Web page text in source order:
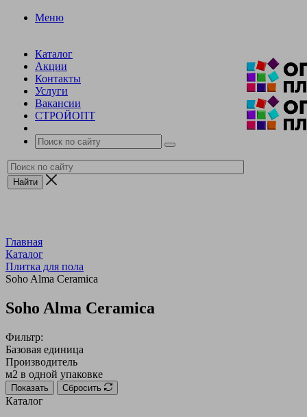
Меню
Каталог
Акции
Контакты
Услуги
Вакансии
СТРОЙОПТ
Главная
Каталог
Плитка для пола
Soho Alma Ceramica
Soho Alma Ceramica
Фильтр:
Базовая единица
Производитель
м2 в одной упаковке
Показать Сбросить
Каталог